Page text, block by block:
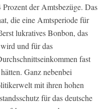
der Amtsbezüge. Das
die eine Amtsperiode für
lukratives Bonbon, das
und für das
fast
Ganz nebenbei
mit ihren hohen
für das deutsche